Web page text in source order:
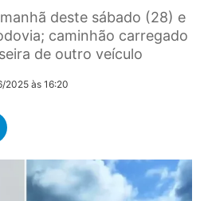
deste sábado (28) e
caminhão carregado
de outro veículo
2025 às 16:20